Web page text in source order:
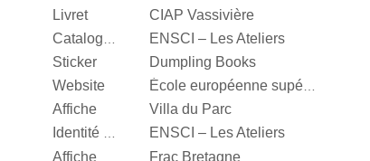
Livret
CIAP Vassivière
Catalogue d’exposition
ENSCI – Les Ateliers
Sticker
Dumpling Books
Website École européenne supérieure d'art de Bretagne
Affiche
Villa du Parc
Identité visuelle
ENSCI – Les Ateliers
Affiche Frac Bretagne